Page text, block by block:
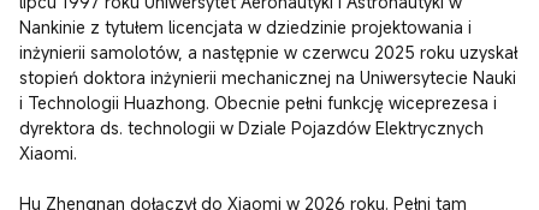
Nankinie z tytułem licencjata w dziedzinie projektowania i
inżynierii samolotów, a następnie w czerwcu 2025 roku uzyskał
stopień doktora inżynierii mechanicznej na Uniwersytecie Nauki
i Technologii Huazhong. Obecnie pełni funkcję wiceprezesa i
dyrektora ds. technologii w Dziale Pojazdów Elektrycznych
Xiaomi.
Hu Zhengnan dołączył do Xiaomi w 2026 roku. Pełni tam